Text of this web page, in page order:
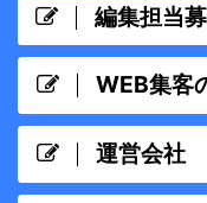
編集担当
WEB集客
運営会社